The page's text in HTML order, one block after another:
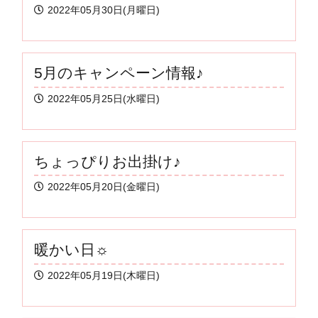
2022年05月30日(月曜日)
5月のキャンペーン情報♪
2022年05月25日(水曜日)
ちょっぴりお出掛け♪
2022年05月20日(金曜日)
暖かい日☼
2022年05月19日(木曜日)